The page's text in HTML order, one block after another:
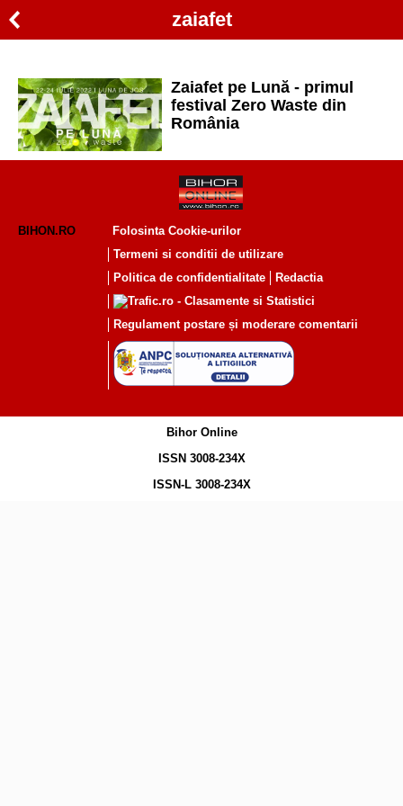
zaiafet
Zaiafet pe Lună - primul
festival Zero Waste din
România
BIHON.RO
Folosinta Cookie-urilor
Termeni si conditii de utilizare
Politica de confidentialitate
Redactia
Regulament postare și moderare comentarii
Bihor Online
ISSN 3008-234X
ISSN-L 3008-234X